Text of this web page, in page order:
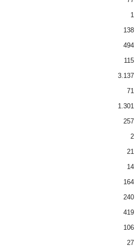
1
138
494
115
3.137
71
1.301
257
2
21
14
164
240
419
106
27